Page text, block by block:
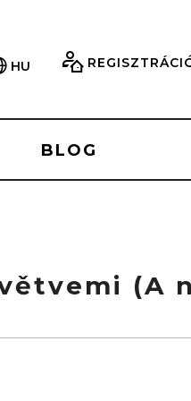
HU
BLOG
(A